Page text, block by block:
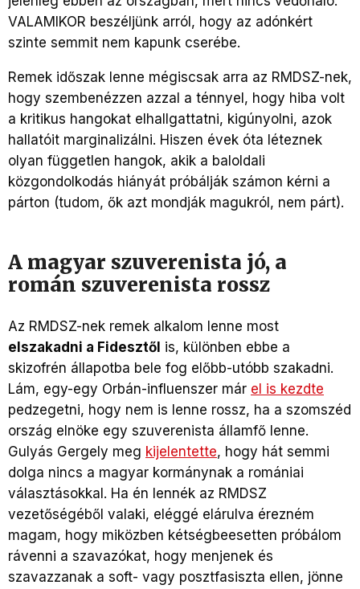
VALAMIKOR beszéljünk arról, hogy az adónkért
szinte semmit nem kapunk cserébe.
Remek időszak lenne mégiscsak arra az RMDSZ-nek,
hogy szembenézzen azzal a ténnyel, hogy hiba volt
a kritikus hangokat elhallgattatni, kigúnyolni, azok
hallatóit marginalizálni. Hiszen évek óta léteznek
olyan független hangok, akik a baloldali
közgondolkodás hiányát próbálják számon kérni a
párton (tudom, ők azt mondják magukról, nem párt).
A magyar szuverenista jó, a
román szuverenista rossz
Az RMDSZ-nek remek alkalom lenne most
elszakadni a Fidesztől is, különben ebbe a
skizofrén állapotba bele fog előbb-utóbb szakadni.
Lám, egy-egy Orbán-influenszer már el is kezdte
pedzegetni, hogy nem is lenne rossz, ha a szomszéd
ország elnöke egy szuverenista államfő lenne.
Gulyás Gergely meg kijelentette, hogy hát semmi
dolga nincs a magyar kormánynak a romániai
választásokkal. Ha én lennék az RMDSZ
vezetőségéből valaki, eléggé elárulva érezném
magam, hogy miközben kétségbeesetten próbálom
rávenni a szavazókat, hogy menjenek és
szavazzanak a soft- vagy posztfasiszta ellen, jönne